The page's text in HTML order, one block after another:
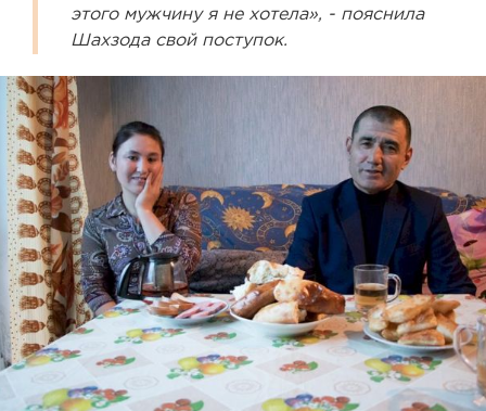
этого мужчину я не хотела», - пояснила
Шахзода свой поступок.